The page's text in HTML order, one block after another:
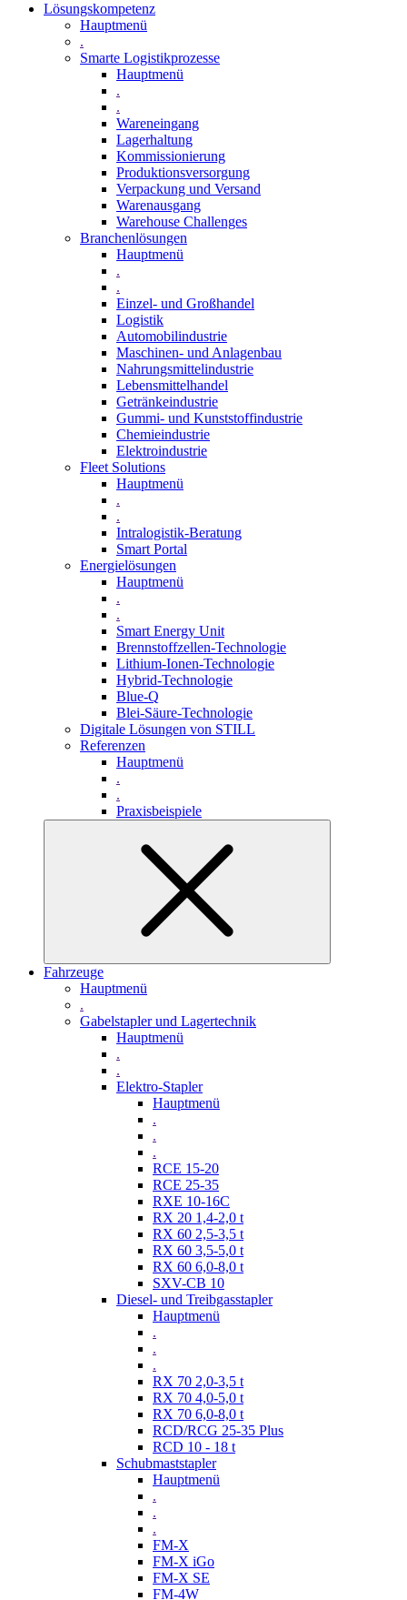
Lösungskompetenz
Hauptmenü
.
Smarte Logistikprozesse
Hauptmenü
.
.
Wareneingang
Lagerhaltung
Kommissionierung
Produktionsversorgung
Verpackung und Versand
Warenausgang
Warehouse Challenges
Branchenlösungen
Hauptmenü
.
.
Einzel- und Großhandel
Logistik
Automobilindustrie
Maschinen- und Anlagenbau
Nahrungsmittelindustrie
Lebensmittelhandel
Getränkeindustrie
Gummi­- und Kunststoffindustrie
Chemieindustrie
Elektroindustrie
Fleet Solutions
Hauptmenü
.
.
Intralogistik-Beratung
Smart Portal
Energielösungen
Hauptmenü
.
.
Smart Energy Unit
Brennstoffzellen-Technologie
Lithium-Ionen-Technologie
Hybrid-Technologie
Blue-Q
Blei-Säure-Technologie
Digitale Lösungen von STILL
Referenzen
Hauptmenü
.
.
Praxisbeispiele
Fahrzeuge
Hauptmenü
.
Gabelstapler und Lagertechnik
Hauptmenü
.
.
Elektro-Stapler
Hauptmenü
.
.
.
RCE 15-20
RCE 25-35
RXE 10-16C
RX 20 1,4-2,0 t
RX 60 2,5-3,5 t
RX 60 3,5-5,0 t
RX 60 6,0-8,0 t
SXV-CB 10
Diesel- und Treibgasstapler
Hauptmenü
.
.
.
RX 70 2,0-3,5 t
RX 70 4,0-5,0 t
RX 70 6,0-8,0 t
RCD/RCG 25-35 Plus
RCD 10 - 18 t
Schubmaststapler
Hauptmenü
.
.
.
FM-X
FM-X iGo
FM-X SE
FM-4W